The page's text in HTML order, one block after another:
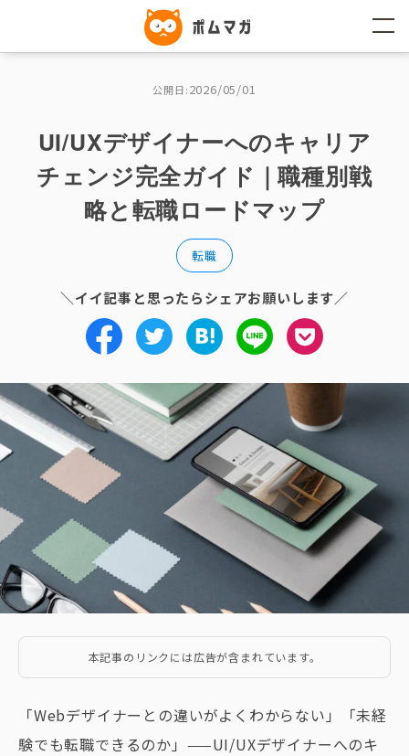
ン
公開日:2026/05/01
UI/UXデザイナーへのキャリア
チェンジ完全ガイド｜職種別戦
略と転職ロードマップ
転職
＼イイ記事と思ったらシェアお願いします／
本記事のリンクには広告が含まれています。
「Webデザイナーとの違いがよくわからない」「未経
験でも転職できるのか」——UI/UXデザイナーへのキ